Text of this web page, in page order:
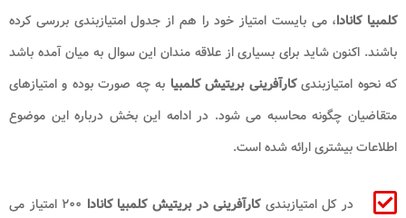
کلمبیا کانادا، می بایست امتیاز خود را هم از جدول امتیازبندی بررسی کرده
باشند. اکنون شاید برای بسیاری از علاقه مندان این سوال به میان آمده باشد
که نحوه امتیازبندیکارآفرینی بریتیش کلمبیا به چه صورت بوده و امتیازهای
متقاضیان چگونه محاسبه می شود. در ادامه این بخش درباره این موضوع
اطلاعات بیشتری ارائه شده است.
در کل امتیازبندیکارآفرینی در بریتیش کلمبیا کانادا
۲۰۰ امتیاز می